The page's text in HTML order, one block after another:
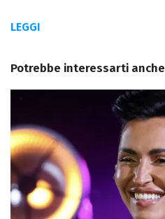
LEGGI
Potrebbe interessarti anche